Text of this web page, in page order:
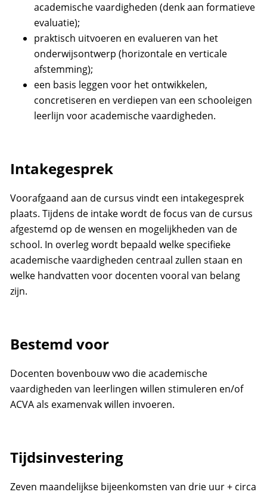
academische vaardigheden (denk aan formatieve
evaluatie);
praktisch uitvoeren en evalueren van het
onderwijsontwerp (horizontale en verticale
afstemming);
een basis leggen voor het ontwikkelen,
concretiseren en verdiepen van een schooleigen
leerlijn voor academische vaardigheden.
Intakegesprek
Voorafgaand aan de cursus vindt een intakegesprek
plaats. Tijdens de intake wordt de focus van de cursus
afgestemd op de wensen en mogelijkheden van de
school. In overleg wordt bepaald welke specifieke
academische vaardigheden centraal zullen staan en
welke handvatten voor docenten vooral van belang
zijn.
Bestemd voor
Docenten bovenbouw vwo die academische
vaardigheden van leerlingen willen stimuleren en/of
ACVA als examenvak willen invoeren.
Tijdsinvestering
Zeven maandelijkse bijeenkomsten van drie uur + circa